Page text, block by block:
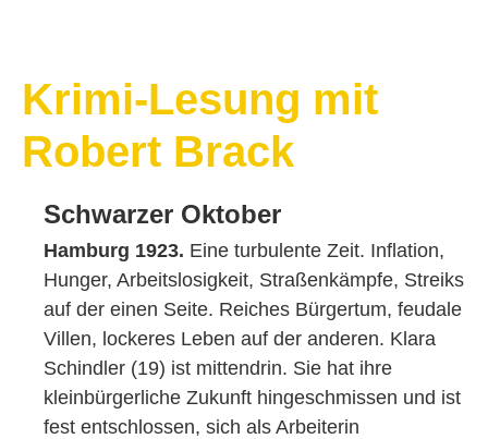
Krimi-Lesung mit
Robert Brack
Schwarzer Oktober
Hamburg 1923. Eine turbulente Zeit. Inflation,
Hunger, Arbeitslosigkeit, Straßenkämpfe, Streiks
auf der einen Seite. Reiches Bürgertum, feudale
Villen, lockeres Leben auf der anderen. Klara
Schindler (19) ist mittendrin. Sie hat ihre
kleinbürgerliche Zukunft hingeschmissen und ist
fest entschlossen, sich als Arbeiterin